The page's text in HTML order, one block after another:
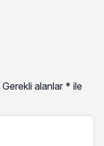
Gerekli alanlar * ile